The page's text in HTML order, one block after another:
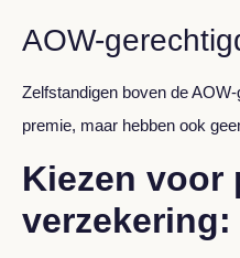
AOW-
Zelfstandigen boven de
premie, maar hebben ook
Kiezen voor